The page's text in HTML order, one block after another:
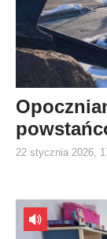
22 stycznia 2026,